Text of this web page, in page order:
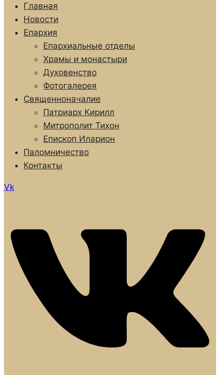
Главная
Новости
Епархия
Епархиальные отделы
Храмы и монастыри
Духовенство
Фотогалерея
Священноначалие
Патриарх Кирилл
Митрополит Тихон
Епископ Иларион
Паломничество
Контакты
Vk